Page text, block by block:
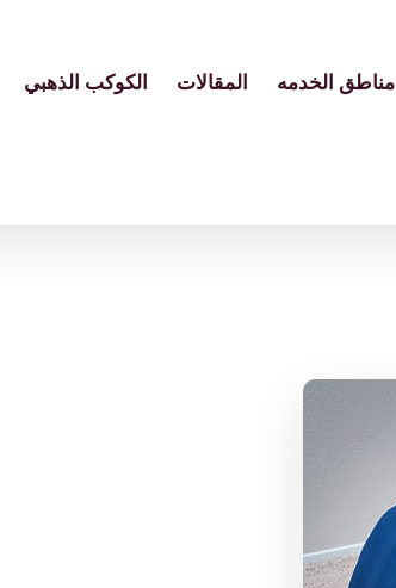
مناطق الخدمه المقالات الكوكب الذهبي